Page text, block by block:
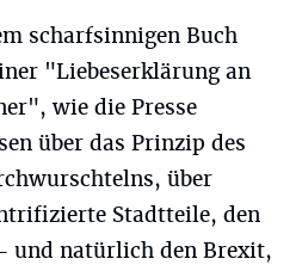
scharfsinnigen Buch
"Liebeserklärung an
wie die Presse
über das Prinzip des
über
Stadtteile, den
und natürlich den Brexit,